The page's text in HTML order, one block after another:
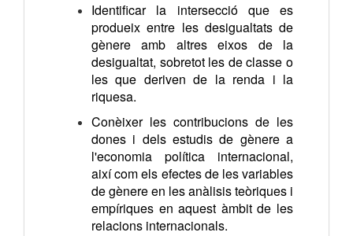
Identificar la intersecció que es
produeix entre les desigualtats de
gènere amb altres eixos de la
desigualtat, sobretot les de classe o
les que deriven de la renda i la
riquesa.
Conèixer les contribucions de les
dones i dels estudis de gènere a
l'economia política internacional,
així com els efectes de les variables
de gènere en les anàlisis teòriques i
empíriques en aquest àmbit de les
relacions internacionals.